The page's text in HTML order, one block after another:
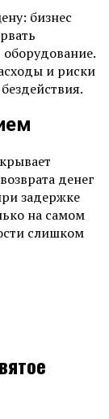
бизнес
и риски
денег
задержке
на самом
слишком